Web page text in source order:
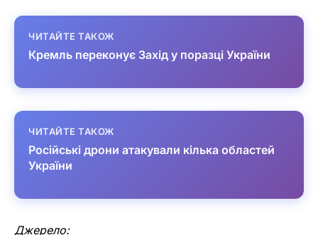
ЧИТАЙТЕ ТАКОЖ
Кремль переконує Захід у поразці України
ЧИТАЙТЕ ТАКОЖ
Російські дрони атакували кілька областей
України
Джерело: